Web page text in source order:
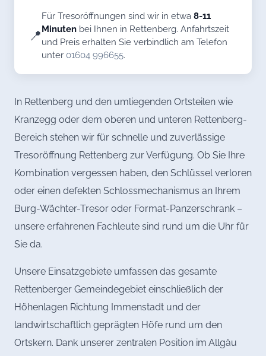
📍
Für Tresoröffnungen sind wir in etwa 8-11
Minuten bei Ihnen in Rettenberg. Anfahrtszeit
und Preis erhalten Sie verbindlich am Telefon
unter 01604 996655.
In Rettenberg und den umliegenden Ortsteilen wie
Kranzegg oder dem oberen und unteren Rettenberg-
Bereich stehen wir für schnelle und zuverlässige
Tresoröffnung Rettenberg zur Verfügung. Ob Sie Ihre
Kombination vergessen haben, den Schlüssel verloren
oder einen defekten Schlossmechanismus an Ihrem
Burg-Wächter-Tresor oder Format-Panzerschrank –
unsere erfahrenen Fachleute sind rund um die Uhr für
Sie da.
Unsere Einsatzgebiete umfassen das gesamte
Rettenberger Gemeindegebiet einschließlich der
Höhenlagen Richtung Immenstadt und der
landwirtschaftlich geprägten Höfe rund um den
Ortskern. Dank unserer zentralen Position im Allgäu